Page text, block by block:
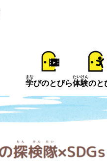
学
まな
びのとびら体験
たいけん
のと